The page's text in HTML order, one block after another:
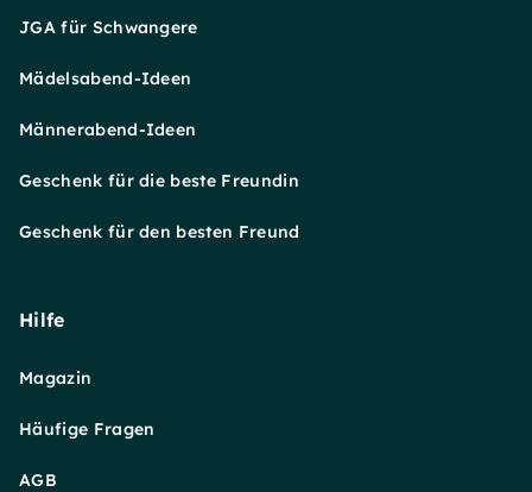
JGA für Schwangere
Mädelsabend-Ideen
Männerabend-Ideen
Geschenk für die beste Freundin
Geschenk für den besten Freund
Hilfe
Magazin
Häufige Fragen
AGB